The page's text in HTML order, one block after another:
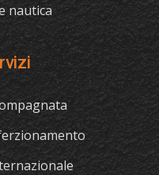
nautica